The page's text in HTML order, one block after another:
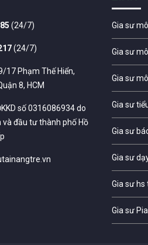
(24/7)
(24/7)
17 Phạm Thế Hiển,
8, HCM
số 0316086934 do
và đầu tư thành phố Hồ
Gia sư
Gia sư
Gia sư
Gia sư
Gia sư
Gia sư
Gia sư
Gia sư